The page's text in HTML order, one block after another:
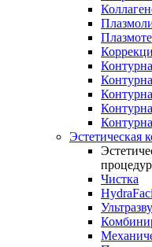
Эстетическая
Чистка